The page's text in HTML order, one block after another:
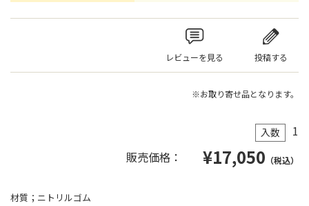
レビューを見る 投稿する
※お取り寄せ品となります。
入数
1
販売価格：
¥17,050 （税込）
材質；ニトリルゴム